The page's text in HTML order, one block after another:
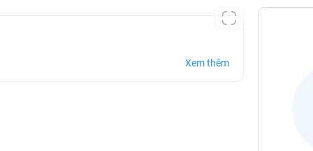
Xem thêm